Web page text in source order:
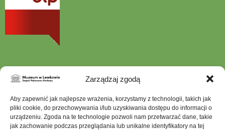
Zarządzaj zgodą
Aby zapewnić jak najlepsze wrażenia, korzystamy z technologii, takich jak
pliki cookie, do przechowywania i/lub uzyskiwania dostępu do informacji o
urządzeniu. Zgoda na te technologie pozwoli nam przetwarzać dane, takie
jak zachowanie podczas przeglądania lub unikalne identyfikatory na tej
nowej
Szukana
fraza